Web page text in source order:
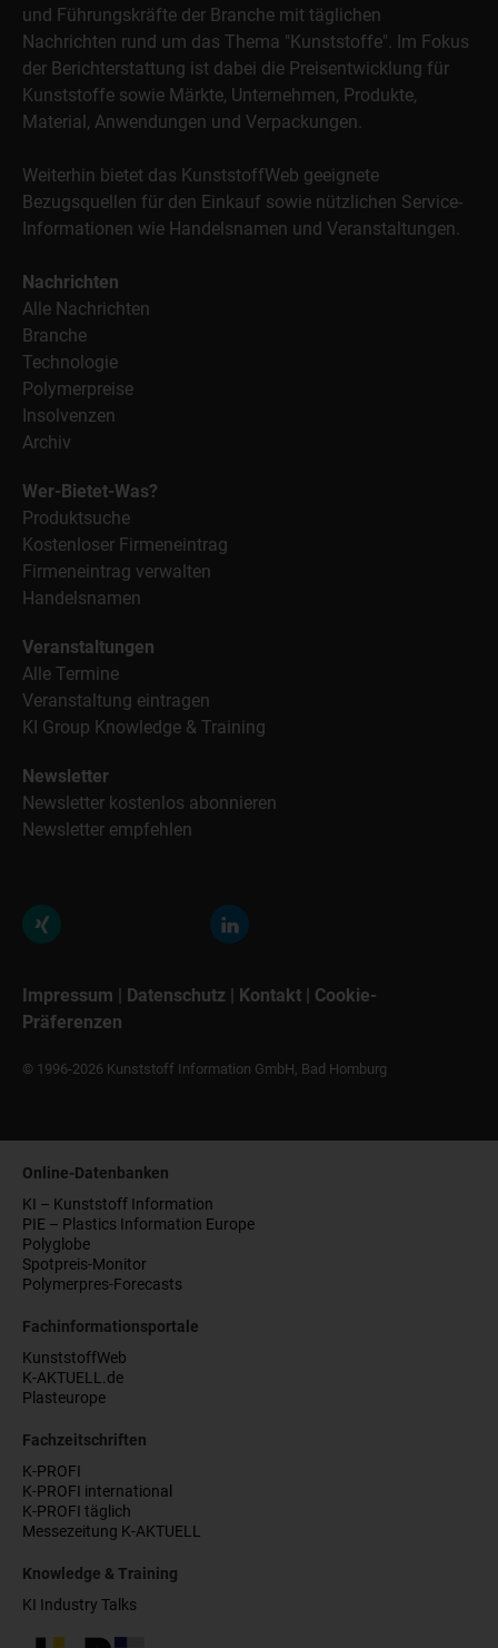
und Führungskräfte der Branche mit täglichen
Nachrichten rund um das Thema "Kunststoffe". Im Fokus
der Berichterstattung ist dabei die Preisentwicklung für
Kunststoffe sowie Märkte, Unternehmen, Produkte,
Material, Anwendungen und Verpackungen.
Weiterhin bietet das KunststoffWeb geeignete
Bezugsquellen für den Einkauf sowie nützlichen Service-
Informationen wie Handelsnamen und Veranstaltungen.
Nachrichten
Alle Nachrichten
Branche
Technologie
Polymerpreise
Insolvenzen
Archiv
Wer-Bietet-Was?
Produktsuche
Kostenloser Firmeneintrag
Firmeneintrag verwalten
Handelsnamen
Veranstaltungen
Alle Termine
Veranstaltung eintragen
KI Group Knowledge & Training
Newsletter
Newsletter kostenlos abonnieren
Newsletter empfehlen
Impressum | Datenschutz | Kontakt | Cookie-
Präferenzen
© 1996-2026 Kunststoff Information GmbH, Bad Homburg
Online-Datenbanken
KI – Kunststoff Information
PIE – Plastics Information Europe
Polyglobe
Spotpreis-Monitor
Polymerpres-Forecasts
Fachinformationsportale
KunststoffWeb
K-AKTUELL.de
Plasteurope
Fachzeitschriften
K-PROFI
K-PROFI international
K-PROFI täglich
Messezeitung K-AKTUELL
Knowledge & Training
KI Industry Talks